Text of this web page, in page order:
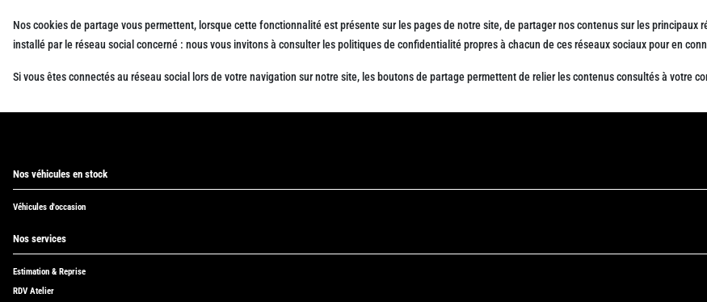
Nos cookies de partage vous permettent, lorsque cette fonctionnalité est présente sur les pages de notre site, de partager nos contenus sur les
installé par le réseau social concerné : nous vous invitons à consulter les politiques de confidentialité propres à chacun de ces réseaux sociaux pour en
Si vous êtes connectés au réseau social lors de votre navigation sur notre site, les boutons de partage permettent de relier les contenus consultés à votre
Nos véhicules en stock
Véhicules d'occasion
Nos services
Estimation & Reprise
RDV Atelier